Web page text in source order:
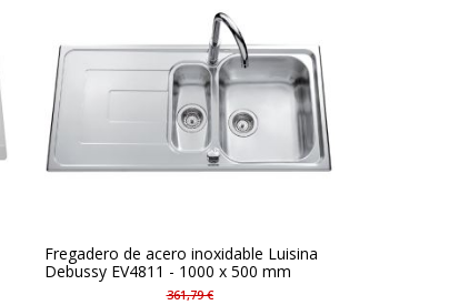
Fregadero de acero inoxidable Luisina
Debussy EV4811 - 1000 x 500 mm
361,79 €